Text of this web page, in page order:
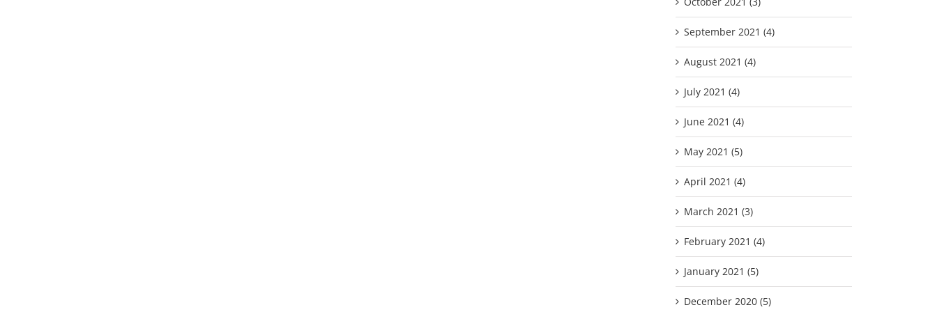
September 2021 (4)
August 2021 (4)
July 2021 (4)
June 2021 (4)
May 2021 (5)
April 2021 (4)
March 2021 (3)
February 2021 (4)
January 2021 (5)
December 2020 (5)